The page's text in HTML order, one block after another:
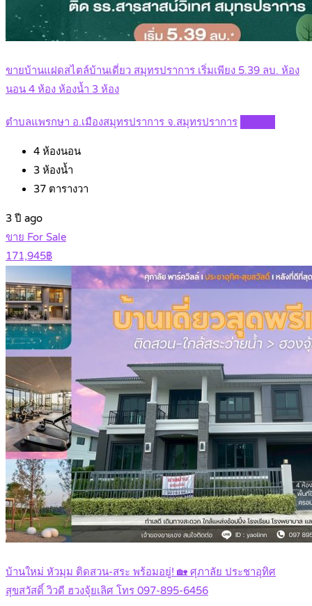
ขายบ้านแฝดสไตล์บ้านเดี่ยว สมุทรปราการ เริ่มเพียง 5.39 ลบ. ห้อง
นอน 4 ห้อง ห้องน้ำ 3 ห้อง
ตำบลแพรกษา อ.เมืองสมุทรปราการ จ.สมุทรปราการ
4 ห้องนอน
3 ห้องน้ำ
37 ตารางวา
3 ปี ago
ขาย For Sale
171,945฿
บ้านใหม่ หัวมุม ติดสวน-สระ พร้อมอยู่! 🏡 ศุภาลัย ประชาอุทิศ
สุขสวัสดิ์ วิวดี ฮวงจุ้ยเลิศ โทร 097-895-6456